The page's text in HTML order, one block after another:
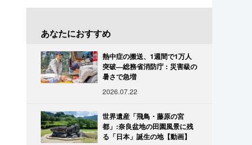
あなたにおすすめ
熱中症の搬送、1週間で1万人
突破―総務省消防庁 : 災害級の
暑さで急増
2026.07.22
世界遺産「飛鳥・藤原の宮
都」:奈良盆地の田園風景に残
る「日本」誕生の地【動画】